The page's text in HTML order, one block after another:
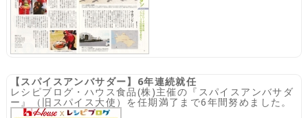
【スパイスアンバサダー】6年連続就任
レシピブログ・ハウス食品(株)主催の『スパイスアンバサダ
ー』（旧スパイス大使）を任期満了まで6年間努めました。